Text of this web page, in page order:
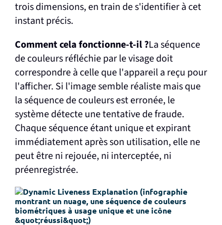
trois dimensions, en train de s'identifier à cet
instant précis.
Comment cela fonctionne-t-il ?La séquence
de couleurs réfléchie par le visage doit
correspondre à celle que l'appareil a reçu pour
l'afficher. Si l'image semble réaliste mais que
la séquence de couleurs est erronée, le
système détecte une tentative de fraude.
Chaque séquence étant unique et expirant
immédiatement après son utilisation, elle ne
peut être ni rejouée, ni interceptée, ni
préenregistrée.